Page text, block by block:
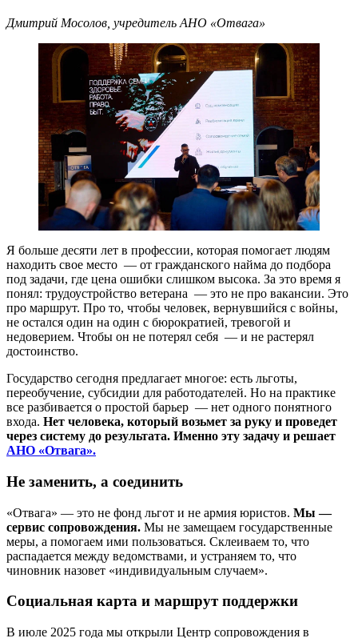
Дмитрий Мосолов, учредитель АНО «Отвага»
Я больше десяти лет в профессии, которая помогает людям
находить свое место — от гражданского найма до подбора
под задачи, где цена ошибки слишком высока. За это время я
понял: трудоустройство ветерана — это не про вакансии. Это
про маршрут. Про то, чтобы человек, вернувшийся с войны,
не остался один на один с бюрократией, тревогой и
недоверием. Чтобы он не потерял себя — и не растерял
достоинство.
Государство сегодня предлагает многое: есть льготы,
переобучение, субсидии для работодателей. Но на практике
все разбивается о простой барьер — нет одного понятного
входа. Нет человека, который возьмет за руку и проведет
через систему до результата. Именно эту задачу и решает
АНО «Отвага».
Не заменить, а соединить
«Отвага» — это не фонд льгот и не армия юристов. Мы —
сервис сопровождения. Мы не замещаем государственные
меры, а помогаем ими пользоваться. Склеиваем то, что
распадается между ведомствами, и устраняем то, что
чиновник назовет «индивидуальным случаем».
Социальная карта и маршрут поддержки
В июле 2025 года мы открыли Центр сопровождения в